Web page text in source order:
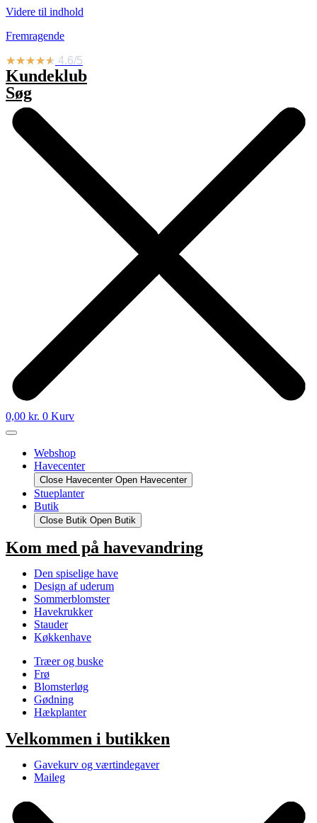
Videre til indhold
Fremragende
★★★★★ 4.6/5
Kundeklub
Søg
0,00 kr. 0 Kurv
Webshop
Havecenter
Close Havecenter Open Havecenter
Stueplanter
Butik
Close Butik Open Butik
Kom med på havevandring
Den spiselige have
Design af uderum
Sommerblomster
Havekrukker
Stauder
Køkkenhave
Træer og buske
Frø
Blomsterløg
Gødning
Hækplanter
Velkommen i butikken
Gavekurv og værtindegaver
Maileg